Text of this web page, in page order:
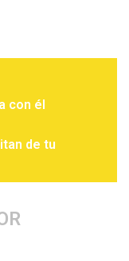
con él
de tu